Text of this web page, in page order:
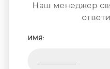
Наш менеджер
ИМЯ: